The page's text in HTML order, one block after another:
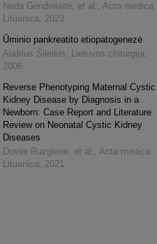
Neda Gendvilaitė, et al. , Acta medica
Lituanica, 2023
Ūminio pankreatito etiopatogenezė
Audrius Šileikis, Lietuvos chirurgija,
2006
Reverse Phenotyping Maternal Cystic
Kidney Disease by Diagnosis in a
Newborn: Case Report and Literature
Review on Neonatal Cystic Kidney
Diseases
Dovilė Ruzgienė, et al. , Acta medica
Lituanica, 2021